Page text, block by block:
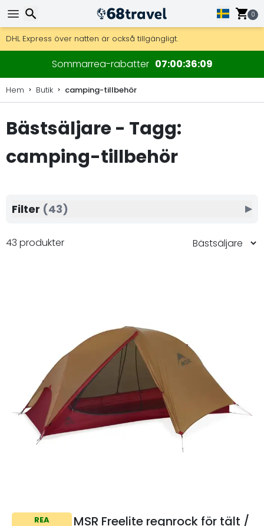
0
Få fri frakt på beställningar över 2 875 kr.
DHL Express över natten är också tillgängligt.
30 dagar för retur, 90 dagar för träkartor och dekorationer.
Sommarrea-rabatter 07 00 36 07
Hem Butik camping-tillbehör
Bästsäljare - Tagg:
camping-tillbehör
43 produkter
REA
MSR Freelite regnrock för tält /
Filter (43) ▶
Sök